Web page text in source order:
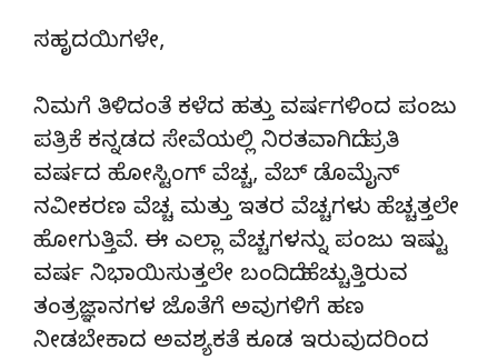
ಸಹೃದಯಿಗಳೇ,
ನಿಮಗೆ ತಿಳಿದಂತೆ ಕಳೆದ ಹತ್ತು ವರ್ಷಗಳಿಂದ ಪಂಜು
ಪತ್ರಿಕೆ ಕನ್ನಡದ ಸೇವೆಯಲ್ಲಿ ನಿರತವಾಗಿದೆ. ಪ್ರತಿ
ವರ್ಷದ ಹೋಸ್ಟಿಂಗ್‌ ವೆಚ್ಚ, ವೆಬ್‌ ಡೊಮೈನ್‌
ನವೀಕರಣ ವೆಚ್ಚ ಮತ್ತು ಇತರ ವೆಚ್ಚಗಳು ಹೆಚ್ಚತ್ತಲೇ
ಹೋಗುತ್ತಿವೆ. ಈ ಎಲ್ಲಾ ವೆಚ್ಚಗಳನ್ನು ಪಂಜು ಇಷ್ಟು
ವರ್ಷ ನಿಭಾಯಿಸುತ್ತಲೇ ಬಂದಿದೆ. ಹೆಚ್ಚುತ್ತಿರುವ
ತಂತ್ರಜ್ಞಾನಗಳ ಜೊತೆಗೆ ಅವುಗಳಿಗೆ ಹಣ
ನೀಡಬೇಕಾದ ಅವಶ್ಯಕತೆ ಕೂಡ ಇರುವುದರಿಂದ